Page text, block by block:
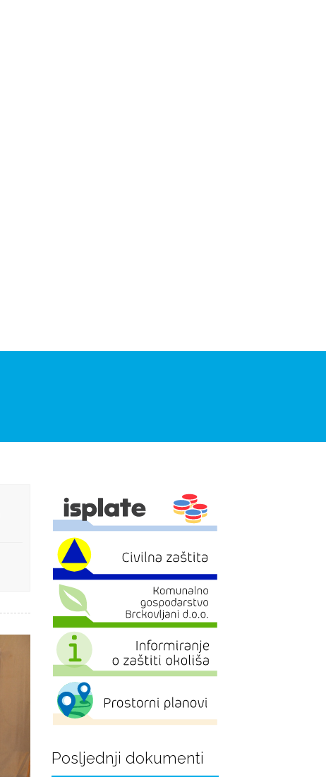
Posljednji dokumenti